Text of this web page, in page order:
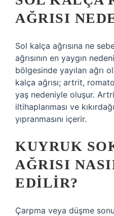
AĞRISI
Sol kalça ağrısına ne
ağrısının en yaygın
bölgesinde yayılan ağrı
kalça ağrısı; artrit,
yaş nedeniyle oluşur.
iltihaplanması ve
yıpranmasını içerir.
KUYRUK
AĞRISI
EDILIR?
Çarpma veya düşme